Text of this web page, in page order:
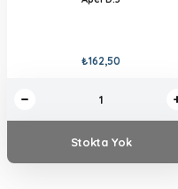
₺162,50
Stokta Yok